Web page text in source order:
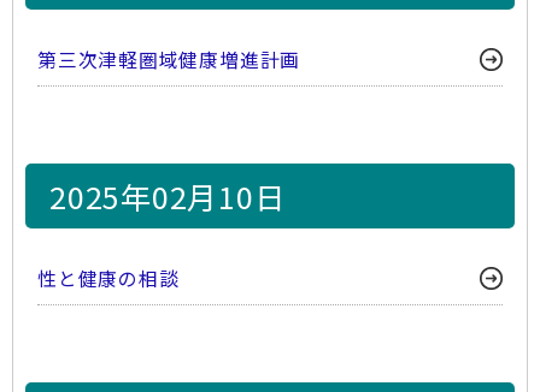
第三次津軽圏域健康増進計画
2025年02月10日
性と健康の相談